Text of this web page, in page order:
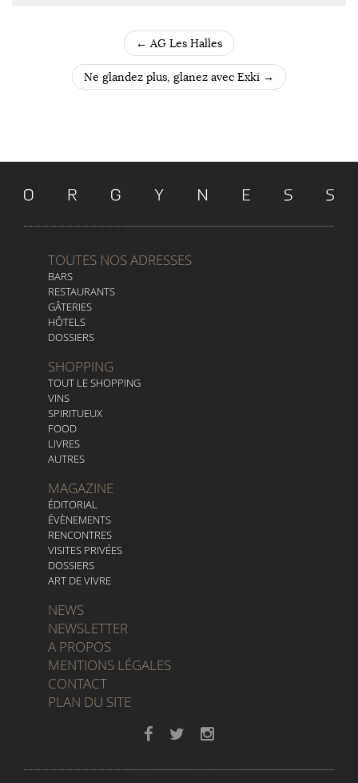
POST NAVIGATION
← AG Les Halles
Ne glandez plus, glanez avec Exki →
TOUTES NOS ADRESSES
BARS
RESTAURANTS
GÂTERIES
HÔTELS
DOSSIERS
SHOPPING
TOUT LE SHOPPING
VINS
SPIRITUEUX
FOOD
LIVRES
AUTRES
MAGAZINE
ÉDITORIAL
ÉVÈNEMENTS
RENCONTRES
VISITES PRIVÉES
DOSSIERS
ART DE VIVRE
NEWS
NEWSLETTER
A PROPOS
MENTIONS LÉGALES
CONTACT
PLAN DU SITE